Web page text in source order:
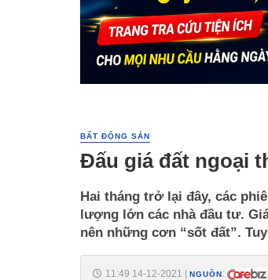
BẤT ĐỘNG SẢN
Đấu giá đất ngoại
Hai tháng trở lại đây, các
lượng lớn các nhà đầu tư.
nên những cơn “sốt đất”.
11:49 14-12-2021 | NGUỒN: